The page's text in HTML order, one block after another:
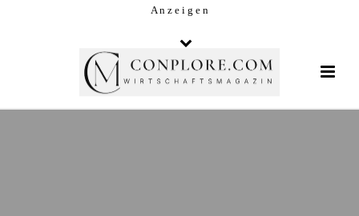
A n z e i g e n